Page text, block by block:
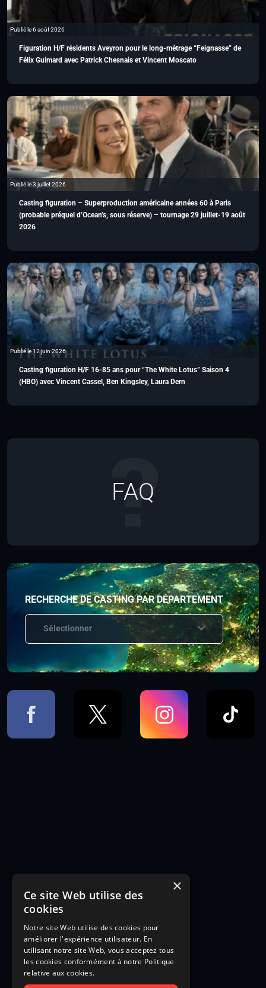
Publié le 6 août 2026
Figuration H/F résidents Aveyron pour le long-métrage “Feignasse” de
Félix Guimard avec Patrick Chesnais et Vincent Moscato
Publié le 3 juillet 2026
Casting figuration – Superproduction américaine années 60 à Paris
(probable préquel d’Ocean’s, sous réserve) – tournage 29 juillet-19 août
2026
Publié le 12 juin 2026
Casting figuration H/F 16-85 ans pour “The White Lotus” Saison 4
(HBO) avec Vincent Cassel, Ben Kingsley, Laura Dern
FAQ
RECHERCHE DE CASTING PAR DÉPARTEMENT
Sélectionner
×
Ce site Web utilise des
cookies
Notre site Web utilise des cookies pour
améliorer l'expérience utilisateur. En
utilisant notre site Web, vous acceptez tous
les cookies conformément à notre Politique
relative aux cookies.